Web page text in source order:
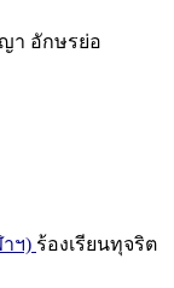
า อักษรย่อ
ฯ) ร้องเรียนทุจริต